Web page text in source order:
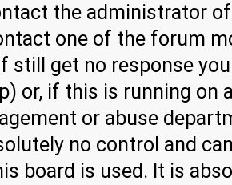
the administrator
one of the forum
still get no response
or, if this is running on
or abuse
no control and
board is used. It is